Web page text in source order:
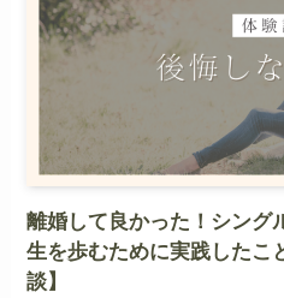
離婚して良かった！シング
生を歩むために実践したこ
談】